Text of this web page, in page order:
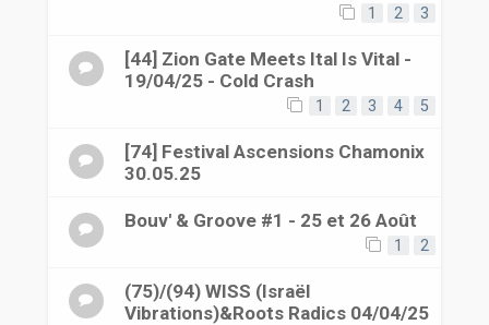
1 2 3
[44] Zion Gate Meets Ital Is Vital -
19/04/25 - Cold Crash
1 2 3 4 5
[74] Festival Ascensions Chamonix
30.05.25
Bouv' & Groove #1 - 25 et 26 Août
1 2
(75)/(94) WISS (Israël
Vibrations)&Roots Radics 04/04/25